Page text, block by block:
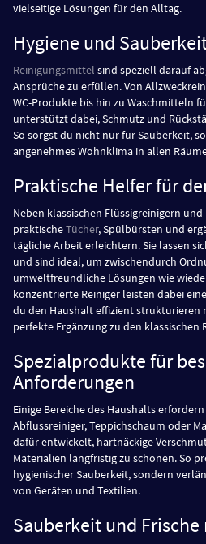
vielseitige Lösungen für den Alltag.
Hygiene und
Reinigungsmittel sind speziell darauf
Ansprüche zu erfüllen. Von
WC-Produkte bis hin zu Waschmitteln
unterstützt dabei, Schmutz und
So sorgst du nicht nur für Sauberkeit,
angenehmes Wohnklima in allen
Praktische Helfer für
Neben klassischen Flüssigreinigern
praktischeTücher, Spülbürsten und
tägliche Arbeit erleichtern. Sie lassen
und sind ideal, um zwischendurch
umweltfreundliche Lösungen wie
konzentrierte Reiniger leisten dabei
du den Haushalt effizient strukturieren
perfekte Ergänzung zu den
Spezialprodukte für
Anforderungen
Einige Bereiche des Haushalts
Abflussreiniger, Teppichschaum oder
dafür entwickelt, hartnäckige
Materialien langfristig zu schonen. So
hygienischer Sauberkeit, sondern
von Geräten und Textilien.
Sauberkeit und Frische